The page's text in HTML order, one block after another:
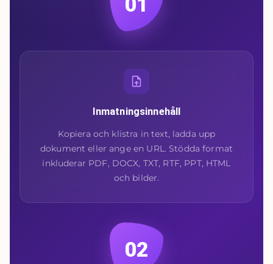
Inmatningsinnehåll
Kopiera och klistra in text, ladda upp
dokument eller ange en URL. Stödda format
inkluderar PDF, DOCX, TXT, RTF, PPT, HTML
och bilder.
02